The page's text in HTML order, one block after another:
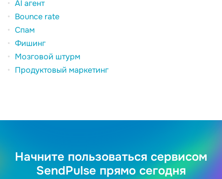
AI агент
Bounce rate
Спам
Фишинг
Мозговой штурм
Продуктовый маркетинг
Начните пользоваться сервисом
SendPulse прямо сегодня